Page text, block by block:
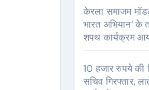
केरला समाजम
भारत अभियान’
शपथ कार्यक्रम
10 हजार रुपये की
सचिव गिरफ्तार,